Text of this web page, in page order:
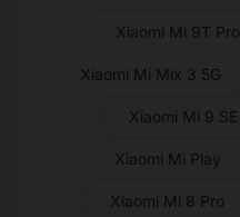
Xiaomi Mi 9T Pro
Xiaomi Mi Mix 3 5G
Xiaomi Mi 9 SE
Xiaomi Mi Play
Xiaomi Mi 8 Pro